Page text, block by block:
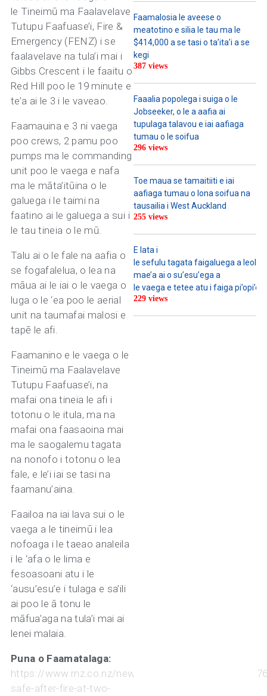
le Tineimū ma Faalavelave
Tutupu Faafuase’i, Fire &
Emergency (FENZ) i se
faalavelave na tula’i mai i
Gibbs Crescent i le faaitu o
Red Hill poo le 19 minute e
te’a ai le 3 i le vaveao.
Faamauina e 3 ni vaega
poo crews, 2 pamu poo
pumps ma le commanding
unit poo le vaega e nafa
ma le māta’itūina o le
galuega i le taimi na
faatino ai le galuega a sui i
le tau tineia o le mū.
Talu ai o le fale na aafia o
se fogafalelua, o lea na
māua ai le iai o le vaega o
luga o le ‘ea poo le aerial
unit na taumafai malosi e
tapē le afi.
Faamanino e le vaega o le
Tineimū ma Faalavelave
Tutupu Faafuase’i, na
mafai ona tineia le afi i
totonu o le itula, ma na
mafai ona faasaoina mai
ma le saogalemu tagata
na nonofo i totonu o lea
fale, e le’i iai se tasi na
faamanu’aina.
Faailoa na iai lava sui o le
vaega a le tineimū i lea
nofoaga i le taeao analeila
i le ‘afa o le lima e
fesoasoani atu i le
‘ausu’esu’e i tulaga e sa’ili
ai poo le ā tonu le
māfua’aga na tula’i mai ai
lenei malaia.
Puna o Faamatalaga:
https://www.rnz.co.nz/news/emergencies_local/
safe-after-fire-at-two-
Faamalosia le aveese o
meatotino e silia le tau ma le
$414,000 a se tasi o ta’ita’i a se
kegi
387 views
Faaalia popolega i suiga o le
Jobseeker, o le a aafia ai
tupulaga talavou e iai aafiaga
tumau o le soifua
296 views
Toe maua se tamaitiiti e iai
aafiaga tumau o lona soifua na
tausailia i West Auckland
255 views
E lata i
le sefulu tagata faigaluega a
mae’a ai o su’esu’ega a
le vaega e tetee atu i faiga pi’opi’o
229 views